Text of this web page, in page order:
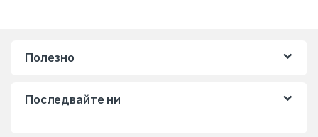
Полезно
Последвайте ни